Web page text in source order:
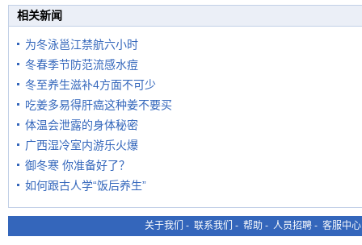
相关新闻
为冬泳邕江禁航六小时
冬春季节防范流感水痘
冬至养生滋补4方面不可少
吃姜多易得肝癌这种姜不要买
体温会泄露的身体秘密
广西湿冷室内游乐火爆
御冬寒 你准备好了？
如何跟古人学“饭后养生”
关于我们 - 联系我们 - 帮助 - 人员招聘 - 客服中心